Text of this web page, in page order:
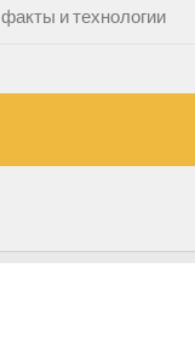
и технологии